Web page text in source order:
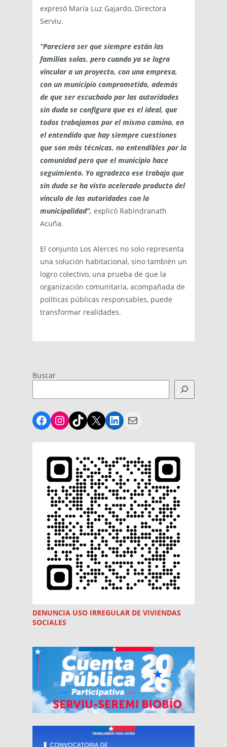
expresó María Luz Gajardo, Directora
Serviu.
“Pareciera ser que siempre están las
familias solas, pero cuando ya se logra
vincular a un proyecto, con una empresa,
con un municipio comprometido, además
de que ser escuchado por las autoridades
sin duda se configura que es el ideal, que
todos trabajamos por el mismo camino, en
el entendido que hay siempre cuestiones
que son más técnicas, no entendibles por la
comunidad pero que el municipio hace
seguimiento. Yo agradezco ese trabajo que
sin duda se ha visto acelerado producto del
vínculo de las autoridades con la
municipalidad”, explicó Rabindranath
Acuña.
El conjunto Los Alerces no solo representa
una solución habitacional, sino también un
logro colectivo, una prueba de que la
organización comunitaria, acompañada de
políticas públicas responsables, puede
transformar realidades.
Buscar
Facebook
Instagram
TikTok
X LinkedIn
Mail
DENUNCIA USO IRREGULAR DE VIVIENDAS
SOCIALES